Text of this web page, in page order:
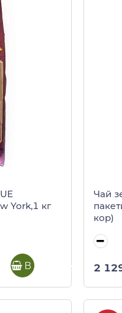
York,1 кг
В корзину
Чай
кор)
2